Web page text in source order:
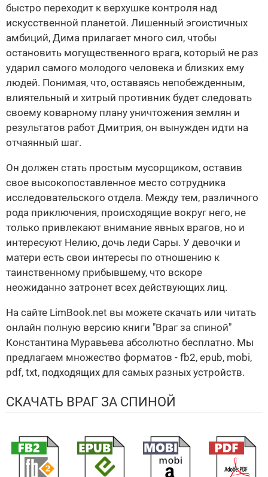
быстро переходит к верхушке контроля над
искусственной планетой. Лишенный эгоистичных
амбиций, Дима прилагает много сил, чтобы
остановить могущественного врага, который не раз
ударил самого молодого человека и близких ему
людей. Понимая, что, оставаясь непобежденным,
влиятельный и хитрый противник будет следовать
своему коварному плану уничтожения землян и
результатов работ Дмитрия, он вынужден идти на
отчаянный шаг.
Он должен стать простым мусорщиком, оставив
свое высокопоставленное место сотрудника
исследовательского отдела. Между тем, различного
рода приключения, происходящие вокруг него, не
только привлекают внимание явных врагов, но и
интересуют Нелию, дочь леди Сары. У девочки и
матери есть свои интересы по отношению к
таинственному прибывшему, что вскоре
неожиданно затронет всех действующих лиц.
На сайте LimBook.net вы можете скачать или читать
онлайн полную версию книги "Враг за спиной"
Константина Муравьева абсолютно бесплатно. Мы
предлагаем множество форматов - fb2, epub, mobi,
pdf, txt, подходящих для самых разных устройств.
СКАЧАТЬ ВРАГ ЗА СПИНОЙ